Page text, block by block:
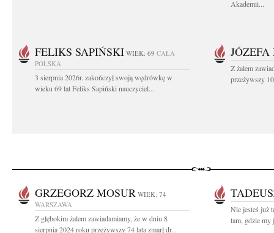
Akademii...
FELIKS SAPIŃSKI WIEK: 69 CAŁA
POLSKA
3 sierpnia 2026r. zakończył swoją wędrówkę w
wieku 69 lat Feliks Sapiński nauczyciel...
Z żalem
przeżywszy
GRZEGORZ MOSUR WIEK: 74
WARSZAWA
Z głębokim żalem zawiadamiamy, że w dniu 8
sierpnia 2024 roku przeżywszy 74 lata zmarł dr...
Nie jesteś już
tam, gdzie my